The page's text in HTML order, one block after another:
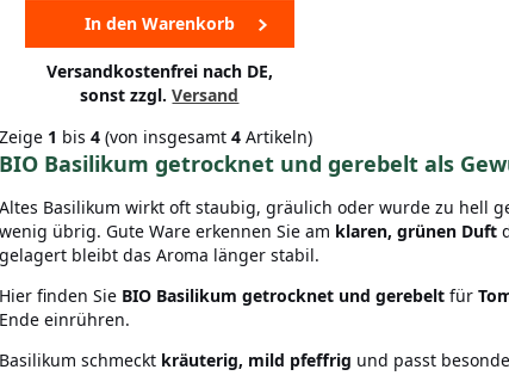
In den Warenkorb
Versandkostenfrei nach DE,
sonst zzgl.Versand
Zeige 1 bis 4 (von insgesamt 4 Artikeln)
BIO Basilikum getrocknet und gerebelt als
Altes Basilikum wirkt oft staubig, gräulich oder wurde zu hell
wenig übrig. Gute Ware erkennen Sie am klaren, grünen Duft
gelagert bleibt das Aroma länger stabil.
Hier finden Sie BIO Basilikum getrocknet und gerebelt für
Ende einrühren.
Basilikum schmeckt kräuterig, mild pfeffrig und passt